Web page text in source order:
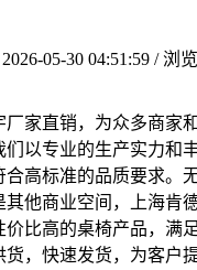
05-30 04:51:59 / 浏览
厂家直销，为众多商家
以专业的生产实力和
高标准的品质要求。
他商业空间，上海肯
价比高的桌椅产品，满
货，快速发货，为客户